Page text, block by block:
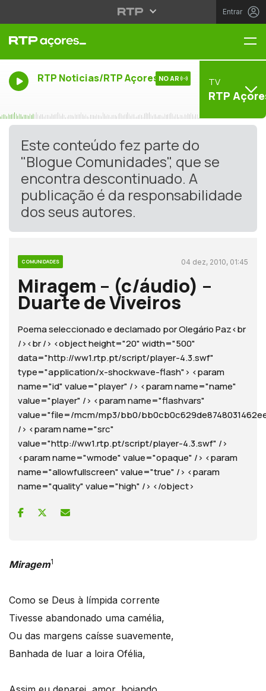
Entrar
RTP Noticias/RTP Açores NO AR TV
RTP
Este conteúdo fez parte do
"Blogue Comunidades", que se
encontra descontinuado. A
publicação é da responsabilidade
dos seus autores.
COMUNIDADES 04 dez, 2010, 01:45
Miragem – (c/áudio) –
Duarte de Viveiros
Poema seleccionado e declamado por Olegário Paz<br
/><br /> <object height="20" width="500"
data="http://ww1.rtp.pt/script/player-4.3.swf"
type="application/x-shockwave-flash"> <param
name="id" value="player" /> <param name="name"
value="player" /> <param name="flashvars"
value="file=/mcm/mp3/bb0/
/> <param name="src"
value="http://ww1.rtp.pt/script/player-4.3.swf" />
<param name="wmode" value="opaque" /> <param
name="allowfullscreen" value="true" /> <param
name="quality" value="high" /> </object>
Miragem1
Como se Deus à límpida corrente
Tivesse abandonado uma camélia,
Ou das margens caísse suavemente,
Banhada de luar a loira Ofélia,